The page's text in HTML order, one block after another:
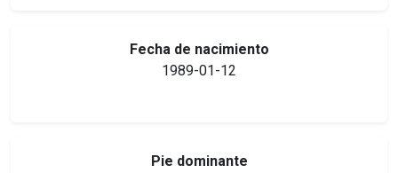
Fecha de nacimiento
1989-01-12
Pie dominante